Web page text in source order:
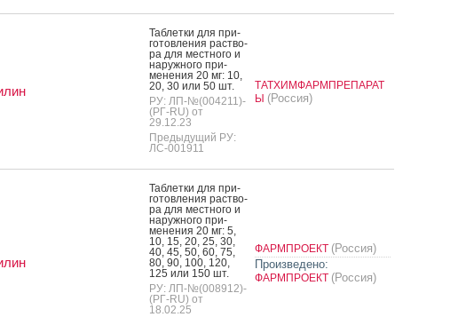
Таб­летки для при­
готов­ле­ния рас­тво­
ра для мес­тно­го и
на­руж­но­го при­
мене­ния 20 мг: 10,
20, 30 или 50 шт.
РУ: ЛП-№(004211)-
(РГ-RU) от
29.12.23
Предыдущий РУ:
ЛС-001911
ТАТХИМФАРМПРЕПАРАТ
Ы (Россия)
Таб­летки для при­
готов­ле­ния рас­тво­
ра для мес­тно­го и
на­руж­но­го при­
мене­ния 20 мг: 5,
10, 15, 20, 25, 30,
40, 45, 50, 60, 75,
80, 90, 100, 120,
125 или 150 шт.
РУ: ЛП-№(008912)-
(РГ-RU) от
18.02.25
ФАРМПРОЕКТ (Россия)
Произведено:
ФАРМПРОЕКТ (Россия)